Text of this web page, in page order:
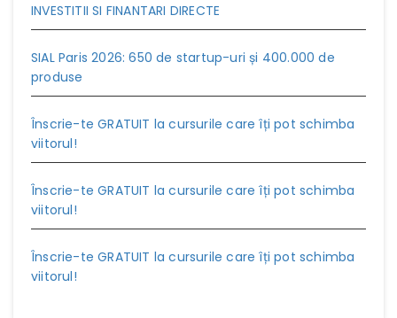
INVESTITII SI FINANTARI DIRECTE
SIAL Paris 2026: 650 de startup-uri și 400.000 de
produse
Înscrie-te GRATUIT la cursurile care îți pot schimba
viitorul!
Înscrie-te GRATUIT la cursurile care îți pot schimba
viitorul!
Înscrie-te GRATUIT la cursurile care îți pot schimba
viitorul!